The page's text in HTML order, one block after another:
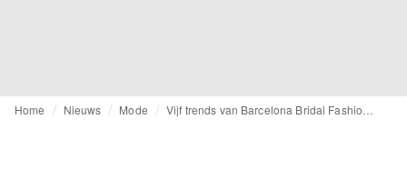
Home Nieuws Mode